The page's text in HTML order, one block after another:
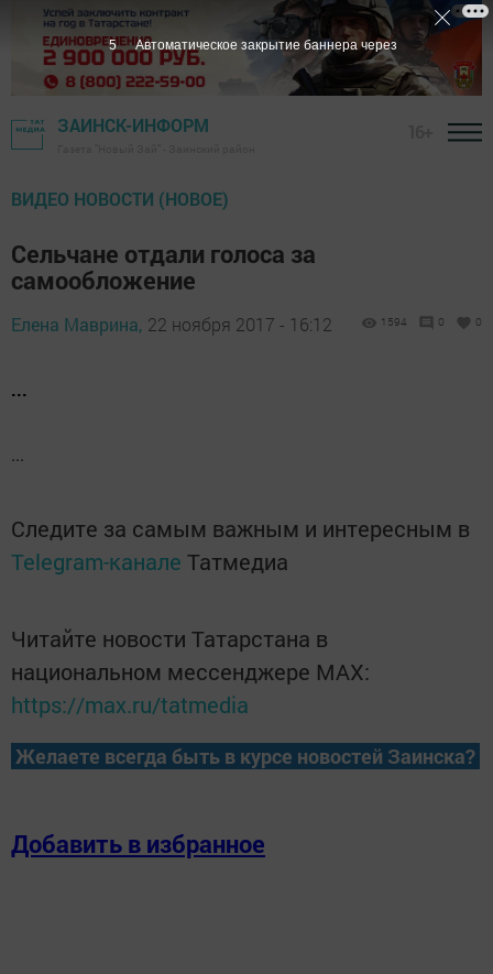
ЗАИНСК-ИНФОРМ
ВИДЕО НОВОСТИ (НОВОЕ)
Сельчане отдали голоса за
самообложение
Елена Маврина, 22 ноября 2017 - 16:12 1594 0 0
...
...
Следите за самым важным и интересным в
Telegram-канале Татмедиа
Читайте новости Татарстана в
национальном мессенджере MАХ:
https://max.ru/tatmedia
Желаете всегда быть в курсе новостей Заинска?
Добавить в избранное
5 Автоматическое закрытие баннера через